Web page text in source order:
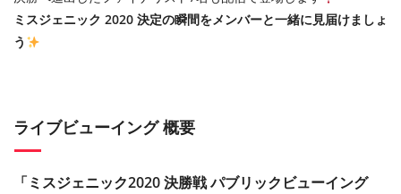
ミスジェニック 2020 決定の瞬間をメンバーと一緒に見届けましょ
う
ライブビューイング 概要
「ミスジェニック2020 決勝戦 パブリックビューイング